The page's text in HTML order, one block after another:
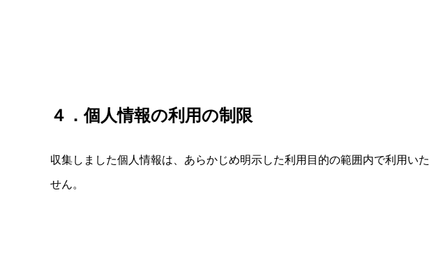
４．個人情報の利用の制限
収集しました個人情報は、あらかじめ明示した利用目的の範囲内で利用い
せん。